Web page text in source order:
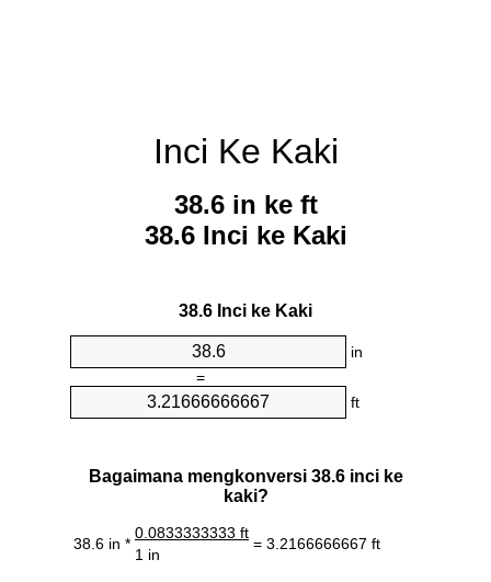
Inci Ke Kaki
38.6 in ke ft
38.6 Inci ke Kaki
38.6 Inci ke Kaki
in
=
ft
Bagaimana mengkonversi 38.6 inci ke
kaki?
38.6 in *
0.0833333333 ft
= 3.2166666667 ft
1 in